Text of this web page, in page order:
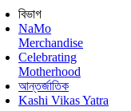
বিভাগ
NaMo
Merchandise
Celebrating
Motherhood
আন্তর্জাতিক
Kashi Vikas Yatra